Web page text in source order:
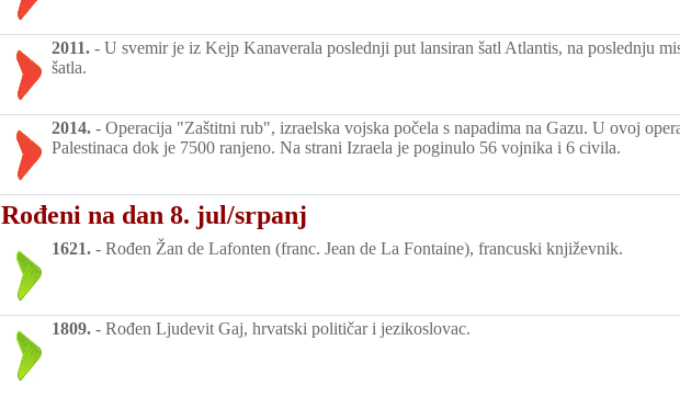
2011. - U svemir je iz Kejp Kanaverala poslednji put lansiran šatl Atlantis, na poslednju
šatla.
2014. - Operacija "Zaštitni rub", izraelska vojska počela s napadima na Gazu. U ovoj
Palestinaca dok je 7500 ranjeno. Na strani Izraela je poginulo 56 vojnika i 6 civila.
Rođeni na dan 8. jul/srpanj
1621. - Rođen Žan de Lafonten (franc. Jean de La Fontaine), francuski književnik.
1809. - Rođen Ljudevit Gaj, hrvatski političar i jezikoslovac.